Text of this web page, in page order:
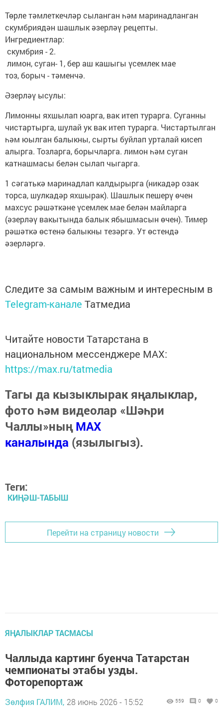
Төрле тәмлеткечләр сыланган һәм маринадланган
скумбриядән шашлык әзерләү рецепты.
Ингредиентлар:
скумбрия - 2.
лимон, суган- 1, бер аш кашыгы үсемлек мае
тоз, борыч - тәменчә.
Әзерләү ысулы:
Лимонны яхшылап юарга, вак итеп турарга. Суганны
чистартырга, шулай ук вак итеп турарга. Чистартылган
һәм юылган балыкны, сырты буйлап урталай кисеп
алырга. Тозларга, борычларга. лимон һәм суган
катнашмасы белән сылап чыгарга.
1 сәгатькә маринадлап калдырырга (никадәр озак
торса, шулкадәр яхшырак). Шашлык пешерү өчен
махсус рәшәткәне үсемлек мае белән майларга
(әзерләү вакытында балык ябышмасын өчен). Тимер
рәшәткә өстенә балыкны тезәргә. Ут өстендә
әзерләргә.
Следите за самым важным и интересным в
Telegram-канале Татмедиа
Читайте новости Татарстана в
национальном мессенджере MАХ:
https://max.ru/tatmedia
Тагы да кызыклырак яңалыклар,
фото һәм видеолар «Шәһри
Чаллы»ныңMAX
каналында (язылыгыз).
Теги:
КИҢӘШ-ТАБЫШ
Перейти на страницу новости
ЯҢАЛЫКЛАР ТАСМАСЫ
Чаллыда картинг буенча Татарстан
чемпионаты этабы узды.
Фоторепортаж
Зөлфия ГАЛИМ, 28 июнь 2026 - 15:52 559 0 0